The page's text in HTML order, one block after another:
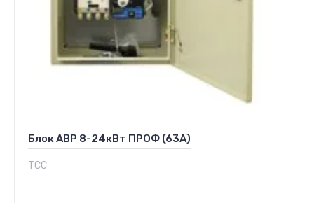
Блок АВР 8-24кВт ПРОФ (63А)
ТСС